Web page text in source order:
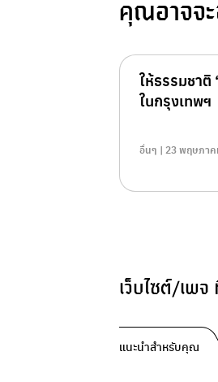
คุณอาจจ
ให้ธรรมชาติ
ในกรุงเทพฯ
อื่นๆ | 23 พฤษภา
เว็บไซต์/เพจ
แนะนำสำหรับคุณ